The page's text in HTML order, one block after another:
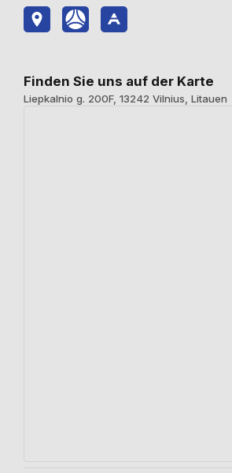
Finden Sie uns auf der Karte
Liepkalnio g. 200F, 13242 Vilnius, Litauen